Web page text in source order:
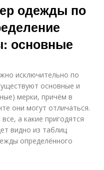
одежды по
основные
исключительно по
основные и
мерки, причём в
они могут отличаться.
а какие пригодятся
видно из таблиц
определённого